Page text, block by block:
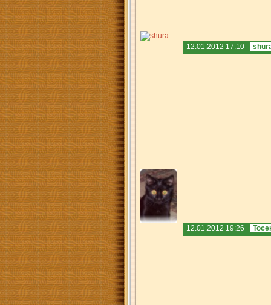
12.01.2012 17:10
12.01.2012 19:26